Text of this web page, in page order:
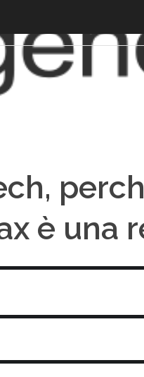
è una